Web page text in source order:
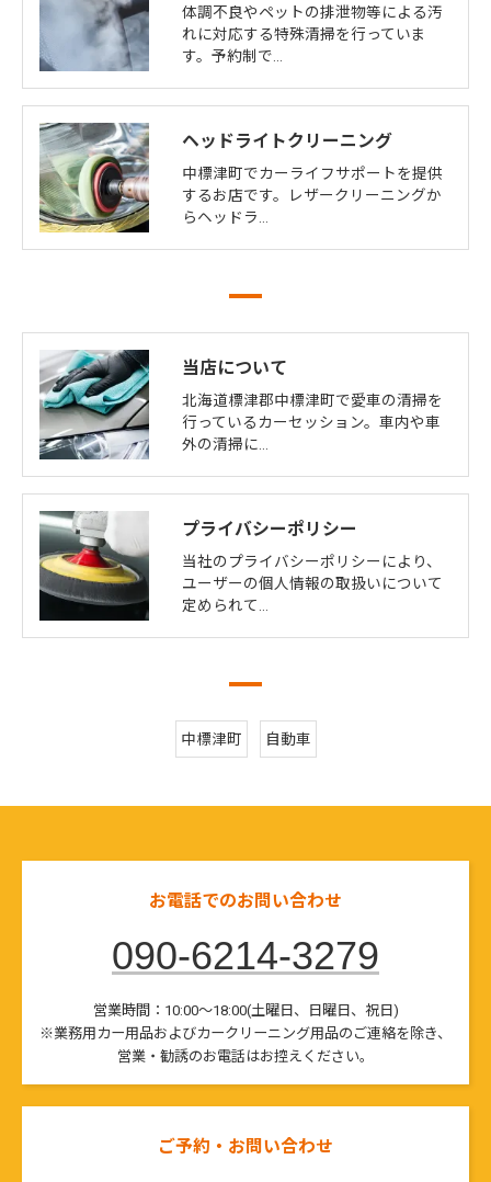
体調不良やペットの排泄物等による汚
れに対応する特殊清掃を行っていま
す。予約制で…
ヘッドライトクリーニング
中標津町でカーライフサポートを提供
するお店です。レザークリーニングか
らヘッドラ…
当店について
北海道標津郡中標津町で愛車の清掃を
行っているカーセッション。車内や車
外の清掃に…
プライバシーポリシー
当社のプライバシーポリシーにより、
ユーザーの個人情報の取扱いについて
定められて…
中標津町 自動車
お電話でのお問い合わせ
090-6214-3279
営業時間：10:00～18:00(土曜日、日曜日、祝日)
※業務用カー用品およびカークリーニング用品のご連絡を除き、
営業・勧誘のお電話はお控えください。
ご予約・お問い合わせ